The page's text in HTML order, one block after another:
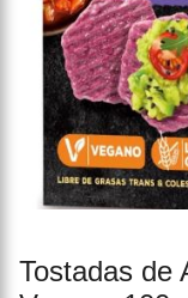
Tostadas de